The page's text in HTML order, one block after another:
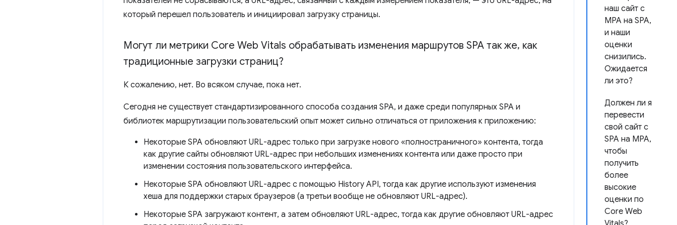
наш сайт с
MPA на SPA,
и наши
оценки
снизились.
Ожидается
ли это?
Должен ли я
перевести
свой сайт с
SPA на MPA,
чтобы
получить
более
высокие
оценки по
Core Web
который перешел пользователь и инициировал загрузку страницы.
Могут ли метрики Core Web Vitals обрабатывать изменения маршрутов SPA так же, как
традиционные загрузки страниц?
К сожалению, нет. Во всяком случае, пока нет.
Сегодня не существует стандартизированного способа создания SPA, и даже среди популярных SPA и
библиотек маршрутизации пользовательский опыт может сильно отличаться от приложения к приложению:
Некоторые SPA обновляют URL-адрес только при загрузке нового «полностраничного» контента, тогда
как другие сайты обновляют URL-адрес при небольших изменениях контента или даже просто при
изменении состояния пользовательского интерфейса.
Некоторые SPA обновляют URL-адрес с помощью History API, тогда как другие используют изменения
хеша для поддержки старых браузеров (а третьи вообще не обновляют URL-адрес).
Некоторые SPA загружают контент, а затем обновляют URL-адрес, тогда как другие обновляют URL-адрес